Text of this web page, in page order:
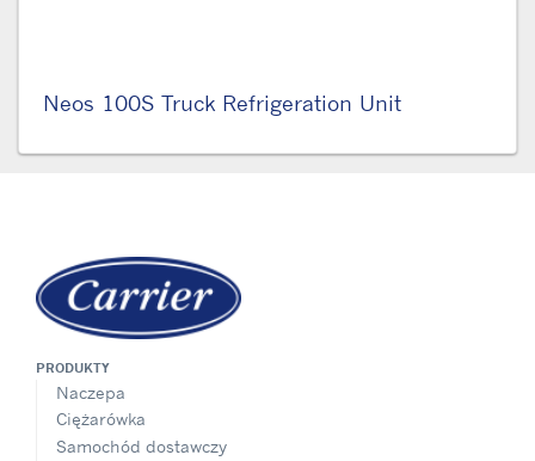
Neos 100S Truck Refrigeration Unit
PRODUKTY
Naczepa
Ciężarówka
Samochód dostawczy